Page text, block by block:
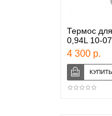
Термос
0,94L 10-
4 300 р.